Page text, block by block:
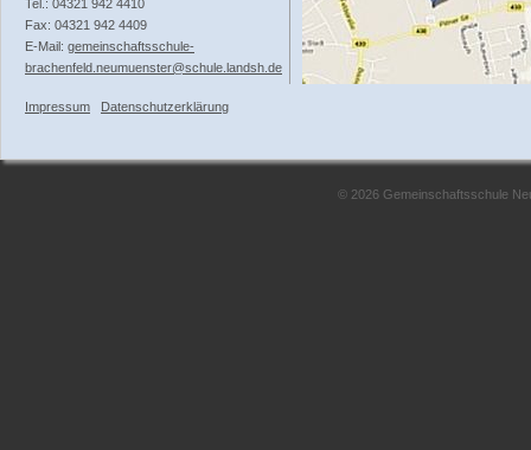
Tel.: 04321 942 4410
Fax: 04321 942 4409
E-Mail: gemeinschaftsschule-
brachenfeld.neumuenster@schule.landsh.de
Impressum Datenschutzerklärung
© 2026 Gemeinschaftsschule